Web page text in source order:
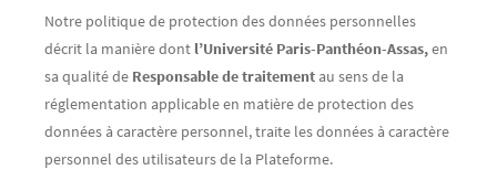
Notre politique de protection des données personnelles
décrit la manière dont l’Université Paris-Panthéon-Assas,en
sa qualité de Responsable de traitement au sens de la
réglementation applicable en matière de protection des
données à caractère personnel, traite les données à caractère
personnel des utilisateurs de la Plateforme.